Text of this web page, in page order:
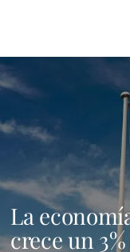
La
crece un